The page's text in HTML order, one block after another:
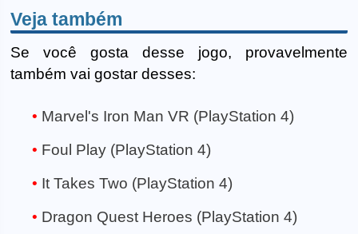
Veja também
Se você gosta desse jogo, provavelmente
também vai gostar desses:
Marvel's Iron Man VR (PlayStation 4)
Foul Play (PlayStation 4)
It Takes Two (PlayStation 4)
Dragon Quest Heroes (PlayStation 4)